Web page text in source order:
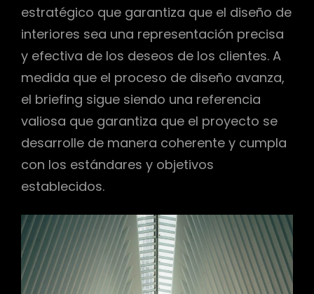
estratégico que garantiza que el diseño de
interiores sea una representación precisa
y efectiva de los deseos de los clientes. A
medida que el proceso de diseño avanza,
el briefing sigue siendo una referencia
valiosa que garantiza que el proyecto se
desarrolle de manera coherente y cumpla
con los estándares y objetivos
establecidos.